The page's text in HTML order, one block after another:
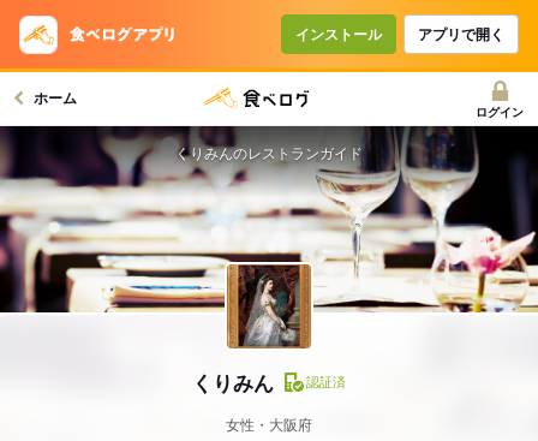
インストール アプリで開く
ホーム
ログイン
くりみん 認証済
女性・大阪府
くりみんのレストランガイド